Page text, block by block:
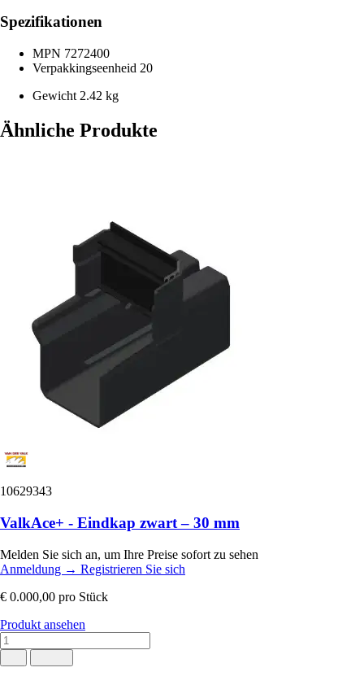
Spezifikationen
MPN 7272400
Verpakkingseenheid 20
Gewicht 2.42 kg
Ähnliche Produkte
10629343
ValkAce+ - Eindkap zwart – 30 mm
Melden Sie sich an, um Ihre Preise sofort zu sehen
Anmeldung → Registrieren Sie sich
€ 0.000,00 pro Stück
Produkt ansehen